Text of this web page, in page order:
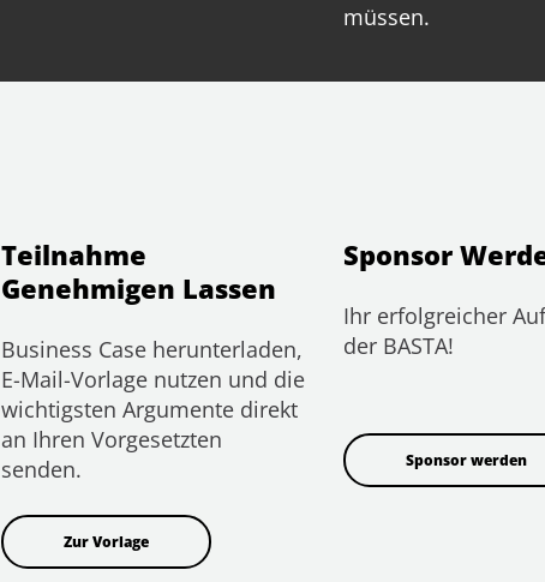
müssen.
Teilnahme
Genehmigen Lassen
Business Case herunterladen,
E-Mail-Vorlage nutzen und die
wichtigsten Argumente direkt
an Ihren Vorgesetzten
senden.
Zur Vorlage
Sponsor
Ihr erfolgreicher
der BASTA!
Sponsor werden